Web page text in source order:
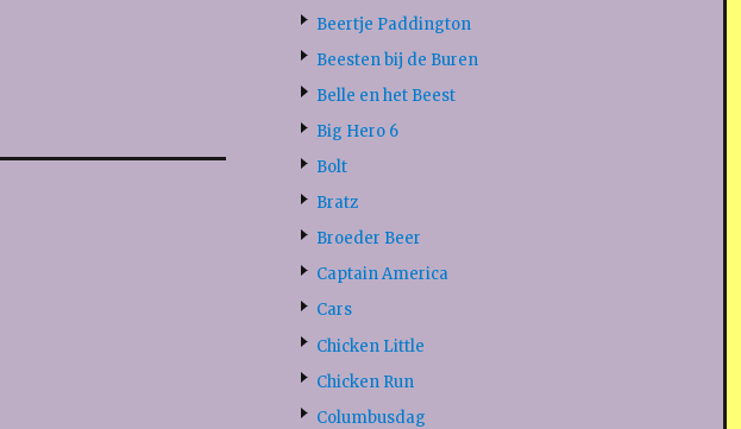
Beertje Paddington
Beesten bij de Buren
Belle en het Beest
Big Hero 6
Bolt
Bratz
Broeder Beer
Captain America
Cars
Chicken Little
Chicken Run
Columbusdag